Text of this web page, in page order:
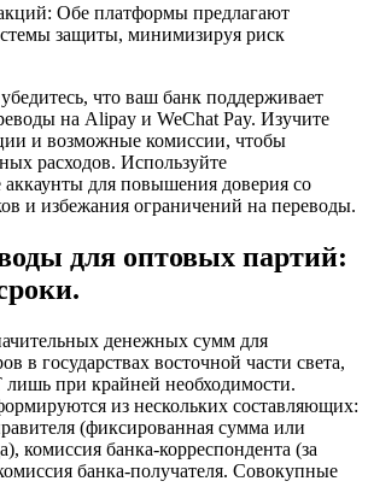
Обе платформы предлагают
защиты, минимизируя риск
что ваш банк поддерживает
на Alipay и WeChat Pay. Изучите
и возможные комиссии, чтобы
расходов. Используйте
для повышения доверия со
и избежания ограничений на переводы.
для оптовых партий:
денежных сумм для
в государствах восточной части света,
лишь при крайней необходимости.
из нескольких составляющих:
(фиксированная сумма или
комиссия банка-корреспондента (за
банка-получателя. Совокупные